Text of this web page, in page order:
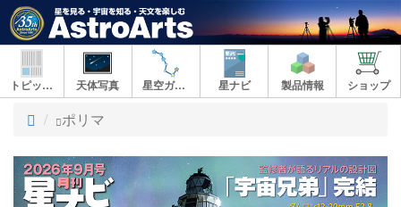
トピックス 天体写真 星空ガイド 星ナビ 製品情報 ショップ
ト
プ
ポリマ